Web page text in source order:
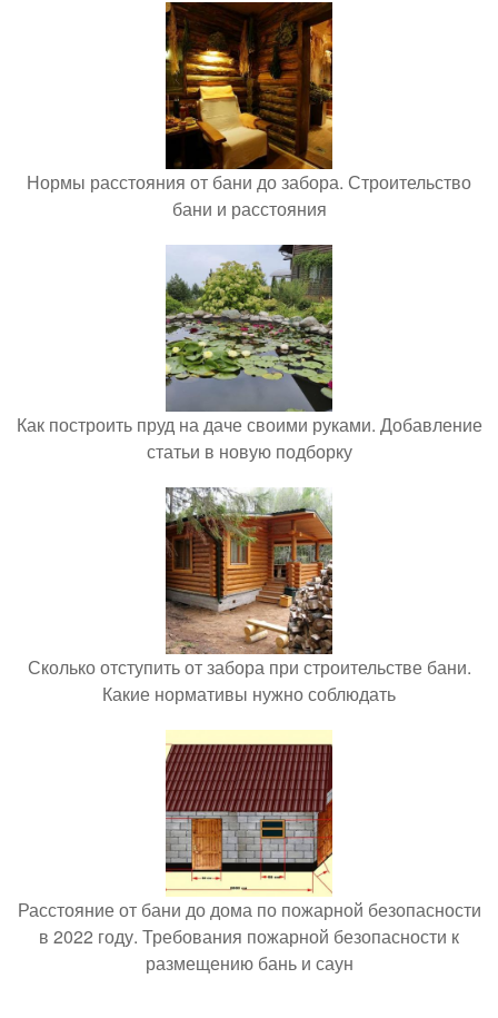
Нормы расстояния от бани до забора. Строительство
бани и расстояния
Как построить пруд на даче своими руками. Добавление
статьи в новую подборку
Сколько отступить от забора при строительстве бани.
Какие нормативы нужно соблюдать
Расстояние от бани до дома по пожарной безопасности
в 2022 году. Требования пожарной безопасности к
размещению бань и саун